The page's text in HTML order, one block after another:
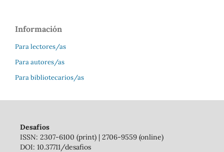
Información
Para lectores/as
Para autores/as
Para bibliotecarios/as
Desafíos
ISSN: 2307-6100 (print) | 2706-9559 (online)
DOI: 10.37711/desafios